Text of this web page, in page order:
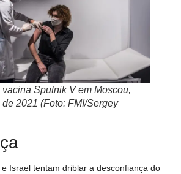
Sputnik V em Moscou,
2021 (Foto: FMI/Sergey
e Israel tentam driblar a desconfiança do